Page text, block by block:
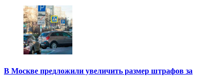
В Москве предложили увеличить размер штрафов за